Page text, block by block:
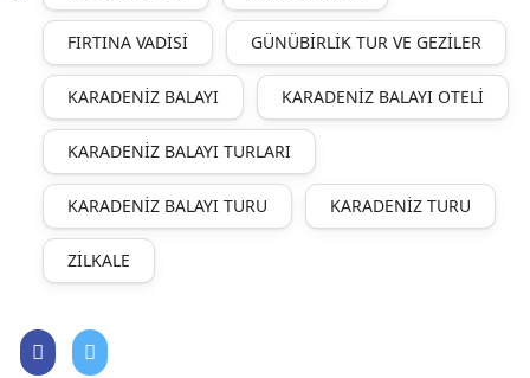
FIRTINA VADISI GÜNÜBIRLIK TUR VE GEZILER
KARADENIZ BALAYI KARADENIZ BALAYI OTELI
KARADENIZ BALAYI TURLARI
KARADENIZ BALAYI TURU KARADENIZ TURU
ZILKALE